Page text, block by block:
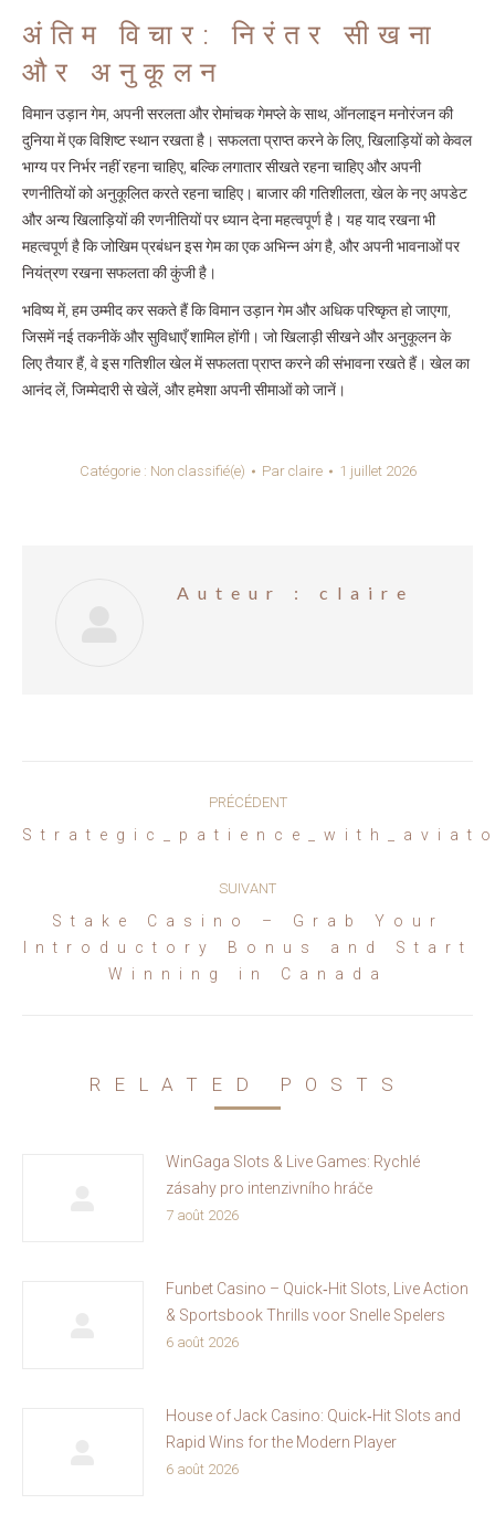
अंतिम विचार: निरंतर सीखना
और अनुकूलन
विमान उड़ान गेम, अपनी सरलता और रोमांचक गेमप्ले के साथ, ऑनलाइन मनोरंजन की
दुनिया में एक विशिष्ट स्थान रखता है। सफलता प्राप्त करने के लिए, खिलाड़ियों को केवल
भाग्य पर निर्भर नहीं रहना चाहिए, बल्कि लगातार सीखते रहना चाहिए और अपनी
रणनीतियों को अनुकूलित करते रहना चाहिए। बाजार की गतिशीलता, खेल के नए अपडेट
और अन्य खिलाड़ियों की रणनीतियों पर ध्यान देना महत्वपूर्ण है। यह याद रखना भी
महत्वपूर्ण है कि जोखिम प्रबंधन इस गेम का एक अभिन्न अंग है, और अपनी भावनाओं पर
नियंत्रण रखना सफलता की कुंजी है।
भविष्य में, हम उम्मीद कर सकते हैं कि विमान उड़ान गेम और अधिक परिष्कृत हो जाएगा,
जिसमें नई तकनीकें और सुविधाएँ शामिल होंगी। जो खिलाड़ी सीखने और अनुकूलन के
लिए तैयार हैं, वे इस गतिशील खेल में सफलता प्राप्त करने की संभावना रखते हैं। खेल का
आनंद लें, जिम्मेदारी से खेलें, और हमेशा अपनी सीमाओं को जानें।
Catégorie : Non classifié(e) Par claire 1 juillet 2026
Auteur : claire
PRÉCÉDENT
Article
:
SUIVANT
Article
suivant
Stake Casino – Grab Your
Introductory Bonus and Start
Winning in Canada
RELATED POSTS
WinGaga Slots & Live Games: Rychlé
zásahy pro intenzivního hráče
7 août 2026
Funbet Casino – Quick‑Hit Slots, Live Action
& Sportsbook Thrills voor Snelle Spelers
6 août 2026
House of Jack Casino: Quick‑Hit Slots and
Rapid Wins for the Modern Player
6 août 2026